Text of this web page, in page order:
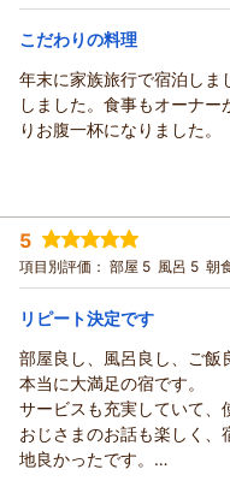
露天風呂を満喫していた
象に残る
す。
また、新しく設置したク
だけた
ご様子が目に浮かび、思
今回お選びいただいた馬
こと、
特に馬刺しを気に入って
て
完食していただき、さら
戴し、
とても嬉しく拝見しまし
囲気、
ぜひ次回も、ゆっくりと
またお会いできる日を、
ありがとうございました。
宿泊価格帯： 14,001～15,000
★ ぐっさん様
この度はご宿泊頂きまし
夕食・朝食ともに「最高
ありがとうございます。
いただけたとのこと、料
何より嬉しく思っており
また、死海風呂も初めて
で
何よりです。非日常の体
て
お越し下さいませ。再び
心よりお待ちしておりま
こだわりの料理
年末に家族旅行で宿泊しま
しました。食事もオーナ
りお腹一杯になりました。
投稿者： ＵＣＣＩさん(男性/40
宿泊プラン： 【年末年始・連
＆創作伊フルコース基本プラン
宿泊価格帯： 17,001～18,000
★ ＵＣＣＩ様
この度はご宿泊頂きまし
心温まるご感想をお寄せ
す。
年末の大切なご家族旅行
5
項目別評価： 部屋 5 風呂 5 朝
リピート決定です
部屋良し、風呂良し、ご飯
本当に大満足の宿です。
サービスも充実していて、
おじさまのお話も楽しく
地良かったです。